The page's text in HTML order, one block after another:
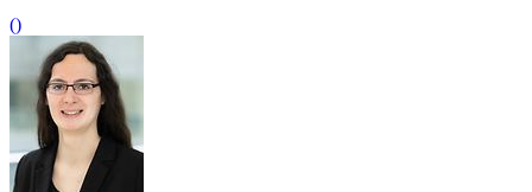
()